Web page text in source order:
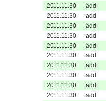
2011.11.30
add
2011.11.30
add
2011.11.30
add
2011.11.30
add
2011.11.30
add
2011.11.30
add
2011.11.30
add
2011.11.30
add
2011.11.30
add
2011.11.30
add